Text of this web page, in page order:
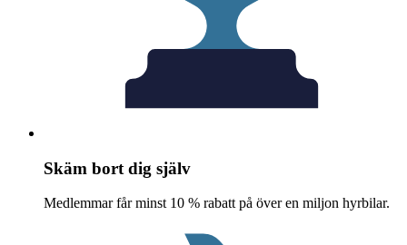
Skäm bort dig själv
Medlemmar får minst 10 % rabatt på över en miljon hyrbilar.